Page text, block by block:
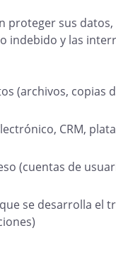
proteger sus
indebido y las
(archivos, copias
CRM,
(cuentas de
se desarrolla el